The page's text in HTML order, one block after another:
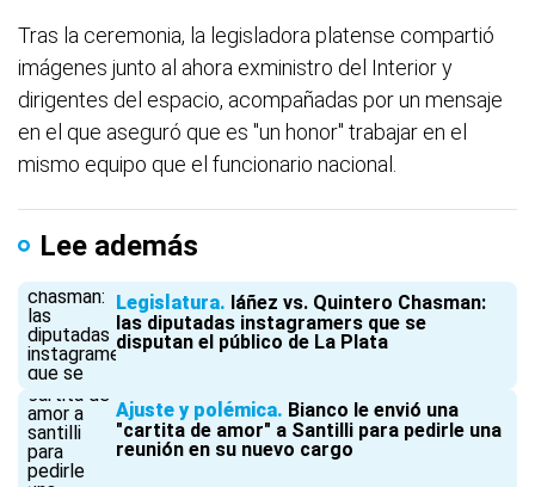
Tras la ceremonia, la legisladora platense compartió
imágenes junto al ahora exministro del Interior y
dirigentes del espacio, acompañadas por un mensaje
en el que aseguró que es "un honor" trabajar en el
mismo equipo que el funcionario nacional.
Lee además
Legislatura Iáñez vs. Quintero Chasman:
las diputadas instagramers que se
disputan el público de La Plata
Ajuste y polémica Bianco le envió una
"cartita de amor" a Santilli para pedirle una
reunión en su nuevo cargo